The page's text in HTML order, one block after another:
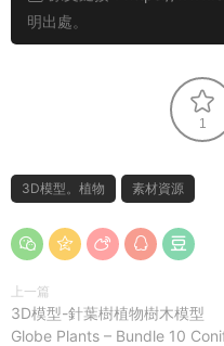
明出處。
1
3D模型。植物 素材資源
上一篇
3D模型-針葉樹植物樹木模型
Globe Plants – Bundle 10